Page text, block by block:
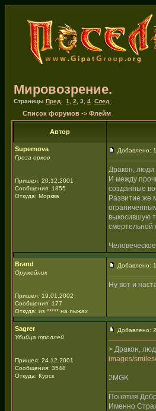
Мировозрение.
Страницы Пред. 1 2 3 4 След.
Список форумов -> Флейм
Автор
Supernova
Гроза орков
Пришел: 20.12.2001
Сообщения: 1855
Откуда: Морква
Добавлено:
Дракон,
И между
созданные
Развитие же
выкосившую
смертельной
Brand
Оружейник
Пришел: 19.01.2002
Сообщения: 177
Откуда: из ***** на лыжах
Добавлено:
Ну вот и
Sagrer
Убийца троллей
Пришел: 24.12.2001
Сообщения: 3548
Откуда: Курск
Добавлено:
> Дракон,
images/
2MGK
Понятия
Именно